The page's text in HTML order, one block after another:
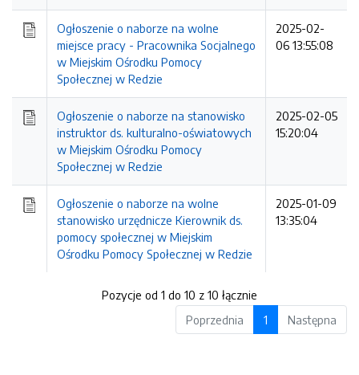
Ogłoszenie o naborze na wolne
miejsce pracy - Pracownika Socjalnego
w Miejskim Ośrodku Pomocy
Społecznej w Redzie
2025-02-
06 13:55:08
Ogłoszenie o naborze na stanowisko
instruktor ds. kulturalno-oświatowych
w Miejskim Ośrodku Pomocy
Społecznej w Redzie
2025-02-05
15:20:04
Ogłoszenie o naborze na wolne
stanowisko urzędnicze Kierownik ds.
pomocy społecznej w Miejskim
Ośrodku Pomocy Społecznej w Redzie
2025-01-09
13:35:04
Pozycje od 1 do 10 z 10 łącznie
Poprzednia
1 Następna